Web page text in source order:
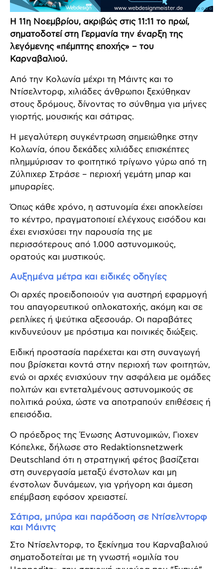
Η 11η Νοεμβρίου, ακριβώς στις 11:11 το πρωί,
σηματοδοτεί στη Γερμανία την έναρξη της
λεγόμενης «πέμπτης εποχής» – του
Καρναβαλιού.
Από την Κολωνία μέχρι τη Μάιντς και το
Ντίσελντορφ, χιλιάδες άνθρωποι ξεχύθηκαν
στους δρόμους, δίνοντας το σύνθημα για μήνες
γιορτής, μουσικής και σάτιρας.
Η μεγαλύτερη συγκέντρωση σημειώθηκε στην
Κολωνία, όπου δεκάδες χιλιάδες επισκέπτες
πλημμύρισαν το φοιτητικό τρίγωνο γύρω από τη
Ζύλπιχερ Στράσε – περιοχή γεμάτη μπαρ και
μπυραρίες.
Όπως κάθε χρόνο, η αστυνομία έχει αποκλείσει
το κέντρο, πραγματοποιεί ελέγχους εισόδου και
έχει ενισχύσει την παρουσία της με
περισσότερους από 1.000 αστυνομικούς,
ορατούς και μυστικούς.
Αυξημένα μέτρα και ειδικές οδηγίες
Οι αρχές προειδοποιούν για αυστηρή εφαρμογή
του απαγορευτικού οπλοκατοχής, ακόμη και σε
ρεπλίκες ή ψεύτικα αξεσουάρ. Οι παραβάτες
κινδυνεύουν με πρόστιμα και ποινικές διώξεις.
Ειδική προστασία παρέχεται και στη συναγωγή
που βρίσκεται κοντά στην περιοχή των φοιτητών,
ενώ οι αρχές ενισχύουν την ασφάλεια με ομάδες
πολιτών και εντεταλμένους αστυνομικούς σε
πολιτικά ρούχα, ώστε να αποτραπούν επιθέσεις ή
επεισόδια.
Ο πρόεδρος της Ένωσης Αστυνομικών, Γιοχεν
Κόπελκε, δήλωσε στο Redaktionsnetzwerk
Deutschland ότι η στρατηγική φέτος βασίζεται
στη συνεργασία μεταξύ ένστολων και μη
ένστολων δυνάμεων, για γρήγορη και άμεση
επέμβαση εφόσον χρειαστεί.
Σάτιρα, μπύρα και παράδοση σε Ντίσελντορφ
και Μάιντς
Στο Ντίσελντορφ, το ξεκίνημα του Καρναβαλιού
σηματοδοτείται με τη γνωστή «ομιλία του